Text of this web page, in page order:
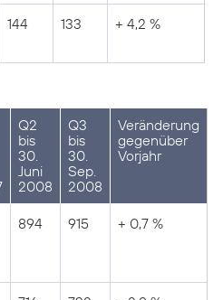
144 133 + 4,2 %
Q2
bis
30.
Juni
2008
Q3
bis
30.
Sep.
2008
Veränderung
gegenüber
Vorjahr
894 915 + 0,7 %